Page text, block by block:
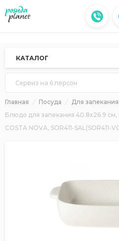
КАТАЛОГ
Сервиз на 6 персон
Главная Посуда Для
Блюдо для запекания 40.8x26.9 см,
COSTA NOVA, SOR411-SAL(SOR411-